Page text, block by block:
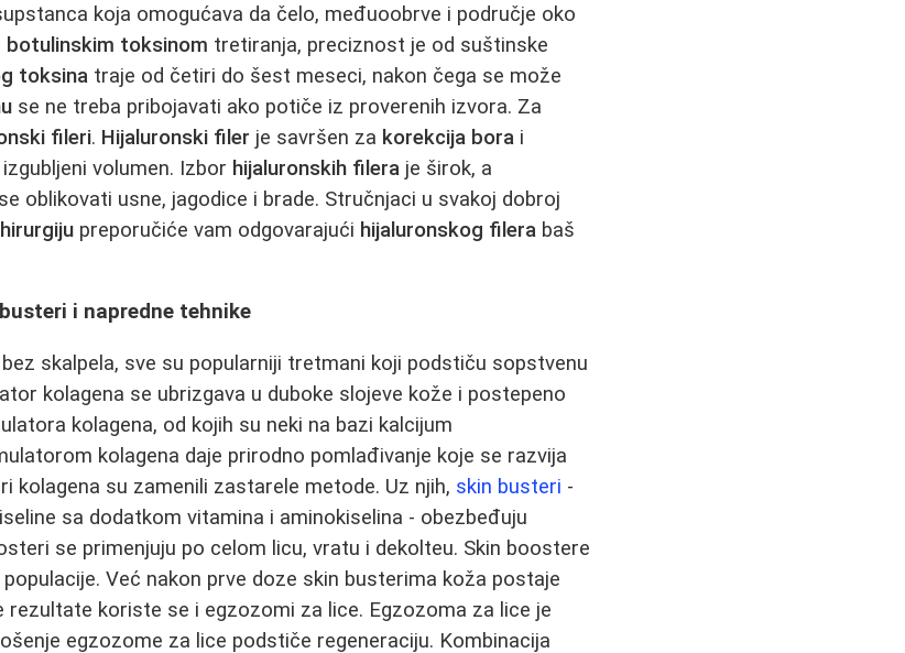
koja omogućava da čelo, međuoobrve i područje oko
botulinskim toksinom tretiranja, preciznost je od suštinske
toksina traje od četiri do šest meseci, nakon čega se može
se ne treba pribojavati ako potiče iz proverenih izvora. Za
fileri. Hijaluronski filer je savršen za korekcija bora i
volumen. Izbor hijaluronskih filera je širok, a
oblikovati usne, jagodice i brade. Stručnjaci u svakoj dobroj
preporučiće vam odgovarajući hijaluronskog filera baš
i napredne tehnike
skalpela, sve su popularniji tretmani koji podstiču sopstvenu
kolagena se ubrizgava u duboke slojeve kože i postepeno
kolagena, od kojih su neki na bazi kalcijum
kolagena daje prirodno pomlađivanje koje se razvija
kolagena su zamenili zastarele metode. Uz njih, skin busteri -
sa dodatkom vitamina i aminokiselina - obezbeđuju
se primenjuju po celom licu, vratu i dekolteu. Skin boostere
Već nakon prve doze skin busterima koža postaje
rezultate koriste se i egzozomi za lice. Egzozoma za lice je
egzozome za lice podstiče regeneraciju. Kombinacija